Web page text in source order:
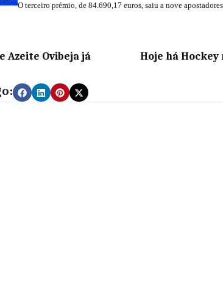
O terceiro prémio, de 84.690,17 euros, saiu a nove
Azeite Ovibeja já
Hoje há Hockey